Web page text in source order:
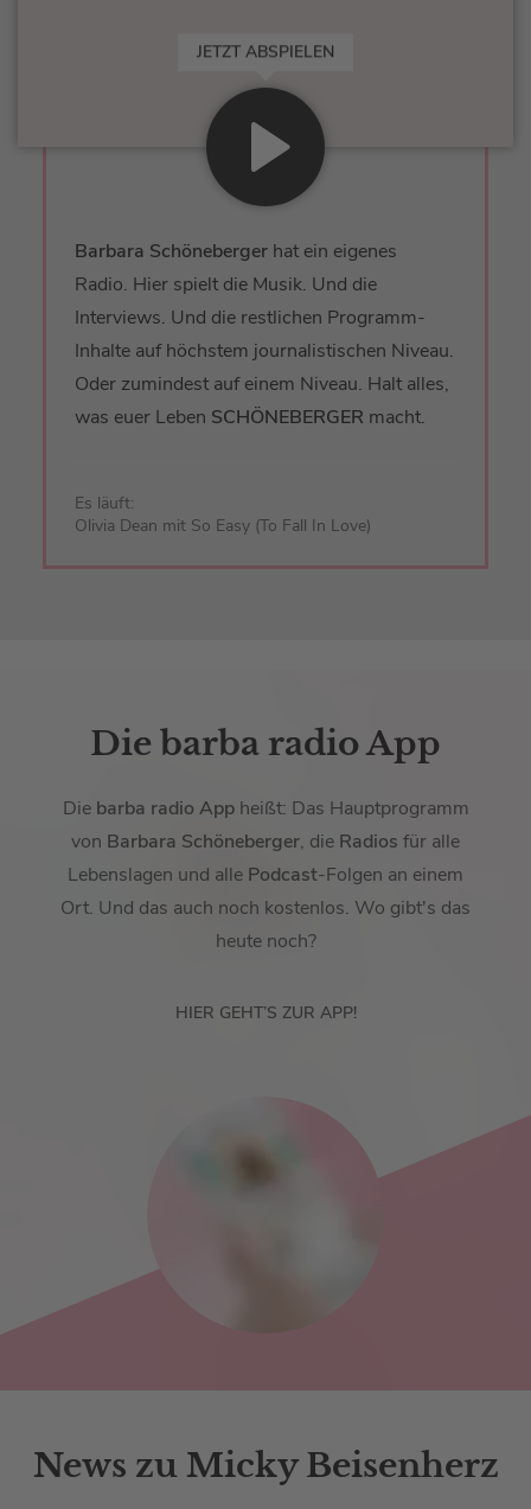
JETZT ABSPIELEN
Barbara Schöneberger hat ein eigenes
Radio. Hier spielt die Musik. Und die
Interviews. Und die restlichen Programm-
Inhalte auf höchstem journalistischen Niveau.
Oder zumindest auf einem Niveau. Halt alles,
was euer Leben SCHÖNEBERGER macht.
Es läuft:
Olivia Dean mit So Easy (To Fall In Love)
Die barba radio App
Diebarba radio Appheißt: Das Hauptprogramm
von Barbara Schöneberger, die Radios für alle
Lebenslagen und alle Podcast-Folgen an einem
Ort. Und das auch noch kostenlos. Wo gibt's das
heute noch?
HIER GEHT’S ZUR APP!
News zu Micky Beisenherz